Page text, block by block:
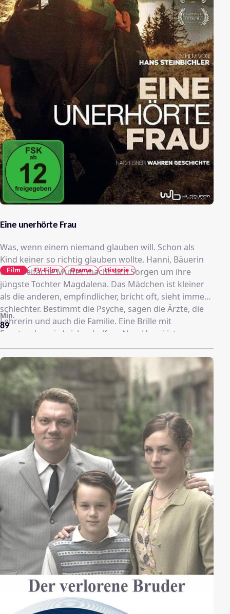
Eine unerhörte Frau
Was, wenn einem niemand glauben will. Schon als
Kind keiner so richtig glauben wollte. Hanni, Bäuerin
und dreifache Mutter, macht sich Sorgen um ihre
jüngste Tochter Magdalena. Das Mädchen ist kleiner
als die anderen, empfindlicher, bricht oft, sieht immer
schlechter. Bestimmt die Psyche, sagen die Ärzte, die
Lehrerin und auch die Familie. Eine Brille mit
Fensterglas wird sicher helfen. Aber Hanni ist
Magdalenas Mutter und sie spürt, dass eine Brille
nichts ändern wird, dass es um mehr geht. Selbst
geplagt von einer unerhörten Jugenderinnerung
beginnt sie, unbeirrt und unaufhaltsam, um das Leben
ihrer Tochter zu kämpfen und setzt dabei nicht nur
das Familienglück und ihre Existenz aufs Spiel,
sondern schreckt am Ende auch vor der bayerischen
Justiz nicht zurück.
89
Min.
Film TV-Film Drama Historie